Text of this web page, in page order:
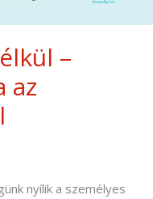
–
az
nyílik a személyes